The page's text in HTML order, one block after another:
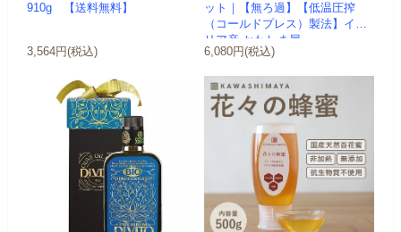
910g 【送料無料】
3,564円(税込)
ット｜【無ろ過】【低温圧搾
（コールドプレス）製法】イタ
リア産-かわしま屋-
6,080円(税込)